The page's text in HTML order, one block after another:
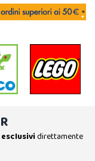
direttamente